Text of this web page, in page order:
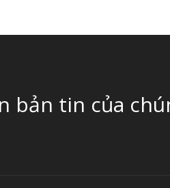
bản tin của